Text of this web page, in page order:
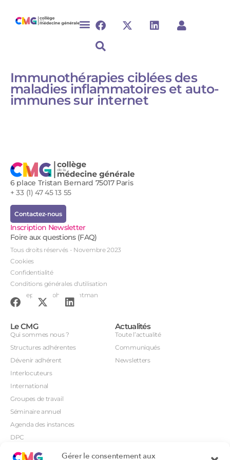
Gérer le consentement aux
Immunothérapies ciblées des
maladies inflammatoires et auto-
immunes sur internet
6 place Tristan Bernard 75017 Paris
+ 33 (1) 47 45 13 55
Contactez-nous
Inscription Newsletter
Foire aux questions (FAQ)
Tous droits réservés - Novembre 2023
Cookies
Confidentialité
Conditions générales d'utilisation
Conception : John Brightman
Le CMG
Qui sommes nous ?
Structures adhérentes
Dévenir adhérent
Interlocuteurs
International
Groupes de travail
Séminaire annuel
Agenda des instances
DPC
Actualités
Toute l’actualité
Communiqués
Newsletters